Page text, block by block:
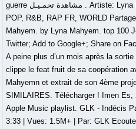
guerre مشاهدة تحمـيـل . Artiste: Lyna Mahyem Publié en : 2020 Dans:
POP, R&B, RAP FR, WORLD
Mahyem. by Lyna Mahyem. top 100
Twitter; Add to Google+; Share on
A peine plus d’un mois après la
clippe le feat fruit de sa coopération
Mahyemn et extrait de son 4ème
SIMILAIRES. Télécharger ! Imen
Apple Music playlist. GLK - Indécis
3:33 | Vues: 1.5M+ | Par: GLK